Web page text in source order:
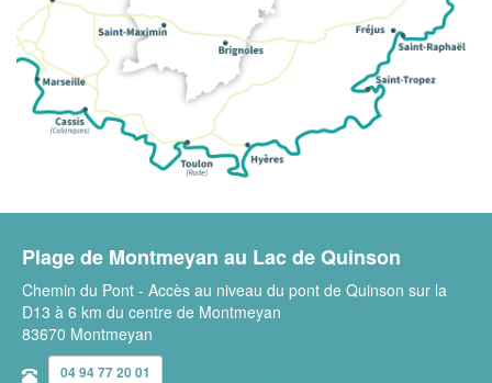
Plage de Montmeyan au Lac de Quinson
Chemin du Pont - Accès au niveau du pont de Quinson sur la
D13 à 6 km du centre de Montmeyan
83670 Montmeyan
04 94 77 20 01